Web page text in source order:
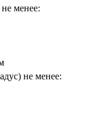
менее:
не менее: